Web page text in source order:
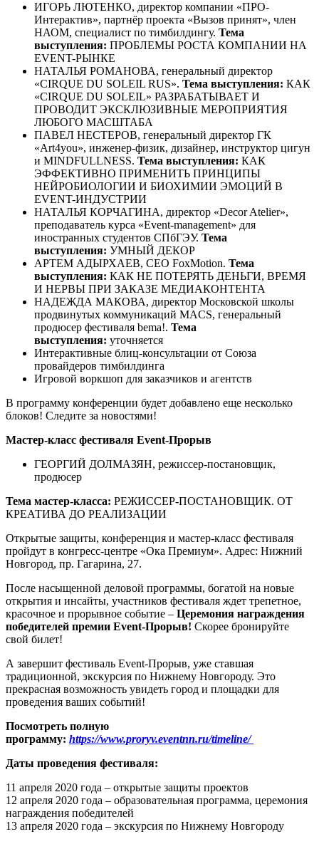
ИГОРЬ ЛЮТЕНКО, директор компании «ПРО-
Интерактив», партнёр проекта «Вызов принят», член
НАОМ, специалист по тимбилдингу. Тема
выступления: ПРОБЛЕМЫ РОСТА КОМПАНИИ НА
EVENT-РЫНКЕ
НАТАЛЬЯ РОМАНОВА, генеральный директор
«CIRQUE DU SOLEIL RUS». Тема выступления: КАК
«CIRQUE DU SOLEIL» РАЗРАБАТЫВАЕТ И
ПРОВОДИТ ЭКСКЛЮЗИВНЫЕ МЕРОПРИЯТИЯ
ЛЮБОГО МАСШТАБА
ПАВЕЛ НЕСТЕРОВ, генеральный директор ГК
«Art4you», инженер-физик, дизайнер, инструктор цигун
и MINDFULLNESS. Тема выступления: КАК
ЭФФЕКТИВНО ПРИМЕНИТЬ ПРИНЦИПЫ
НЕЙРОБИОЛОГИИ И БИОХИМИИ ЭМОЦИЙ В
EVENT-ИНДУСТРИИ
НАТАЛЬЯ КОРЧАГИНА, директор «Decor Atelier»,
преподаватель курса «Event-management» для
иностранных студентов СПбГЭУ. Тема
выступления: УМНЫЙ ДЕКОР
АРТЕМ АДЫРХАЕВ, CEO FoxMotion. Тема
выступления: КАК НЕ ПОТЕРЯТЬ ДЕНЬГИ, ВРЕМЯ
И НЕРВЫ ПРИ ЗАКАЗЕ МЕДИАКОНТЕНТА
НАДЕЖДА МАКОВА, директор Московской школы
продвинутых коммуникаций MACS, генеральный
продюсер фестиваля bema!. Тема
выступления: уточняется
Интерактивные блиц-консультации от Союза
провайдеров тимбилдинга
Игровой воркшоп для заказчиков и агентств
В программу конференции будет добавлено еще несколько
блоков! Следите за новостями!
Мастер-класс фестиваля Event-Прорыв
ГЕОРГИЙ ДОЛМАЗЯН, режиссер-постановщик,
продюсер
Тема мастер-класса: РЕЖИССЕР-ПОСТАНОВЩИК. ОТ
КРЕАТИВА ДО РЕАЛИЗАЦИИ
Открытые защиты, конференция и мастер-класс фестиваля
пройдут в конгресс-центре «Ока Премиум». Адрес: Нижний
Новгород, пр. Гагарина, 27.
После насыщенной деловой программы, богатой на новые
открытия и инсайты, участников фестиваля ждет трепетное,
красочное и прорывное событие – Церемония награждения
победителей премии Event-Прорыв! Скорее бронируйте
свой билет!
А завершит фестиваль Event-Прорыв, уже ставшая
традиционной, экскурсия по Нижнему Новгороду. Это
прекрасная возможность увидеть город и площадки для
проведения ваших событий!
Посмотреть полную
программу: https://www.proryv.eventnn.ru/timeline/
Даты проведения фестиваля:
11 апреля 2020 года – открытые защиты проектов
12 апреля 2020 года – образовательная программа, церемония
награждения победителей
13 апреля 2020 года – экскурсия по Нижнему Новгороду